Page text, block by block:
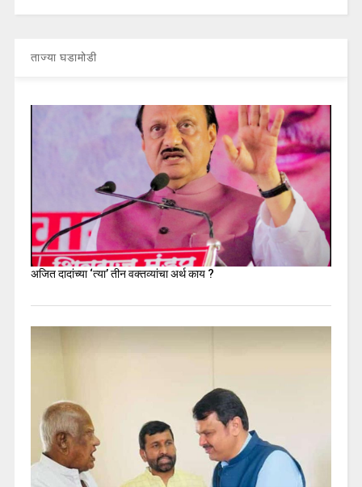
ताज्या घडामोडी
अजित दादांच्या ‘त्या’ तीन वक्तव्यांचा अर्थ काय ?